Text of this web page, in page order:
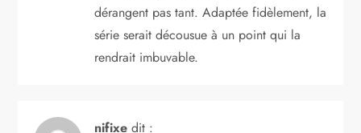
dérangent pas tant. Adaptée fidèlement, la
série serait décousue à un point qui la
rendrait imbuvable.
nifixe dit :